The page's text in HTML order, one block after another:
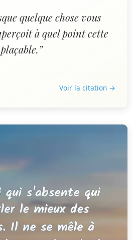
quelque chose vous
à quel point cette
Voir la citation →